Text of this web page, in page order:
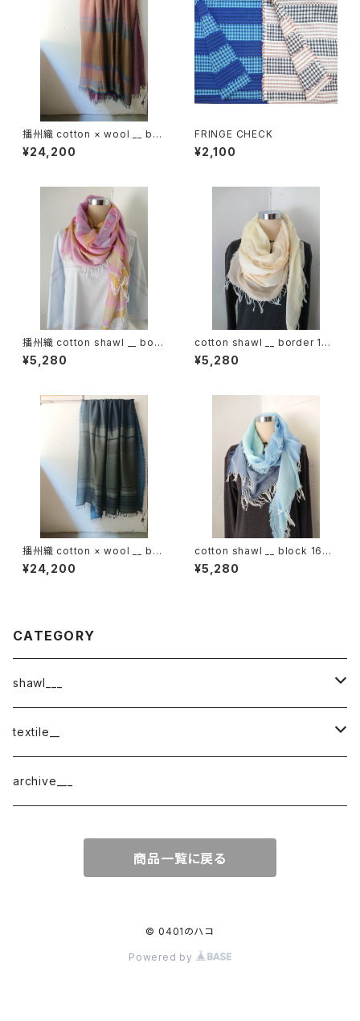
播州織 cotton × wool __ bor
der 220-120 秋麗GK
¥24,200
FRINGE CHECK
¥2,100
播州織 cotton shawl __ bord
er 160 東雲w
¥5,280
cotton shawl __ border 160
春陽w
¥5,280
播州織 cotton × wool __ bor
der 220-120 霧帳GK
¥24,200
cotton shawl __ block 160
昊天w
¥5,280
CATEGORY
shawl___
cotton
border
cotton × wool
textile__
織物
archive___
商品一覧に戻る
© 0401のハコ
Powered by